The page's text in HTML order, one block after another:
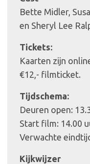
Bette Midler,
en Sheryl Lee
Tickets:
Kaarten zijn
€12,- filmticket.
Tijdschema:
Deuren open:
Start film: 14.00
Verwachte
Kijkwijzer